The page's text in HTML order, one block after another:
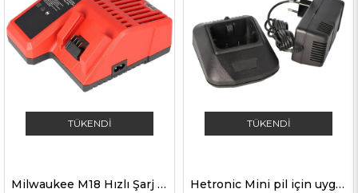
TÜKENDI
Milwaukee M18 Hızlı Şarj Cihazı – 14.4 V ila 18.0 V Li‑Ion
TÜKENDI
Hetronic Mini pil için uygun hızlı şarj cihazı 68300900, 68300940 68300990, 68300600, FBH300, 114015-E